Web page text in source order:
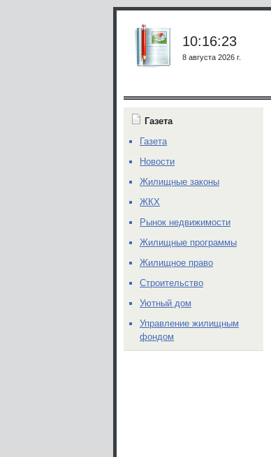
10:16:23
8 августа 2026 г.
Газета
Газета
Новости
Жилищные законы
ЖКХ
Рынок недвижимости
Жилищные программы
Жилищное право
Строительство
Уютный дом
Управление жилищным
фондом